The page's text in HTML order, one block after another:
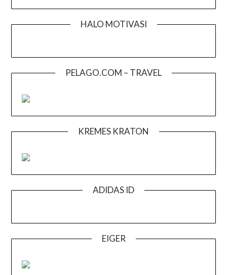
HALO MOTIVASI
PELAGO.COM – TRAVEL
KREMES KRATON
ADIDAS ID
EIGER